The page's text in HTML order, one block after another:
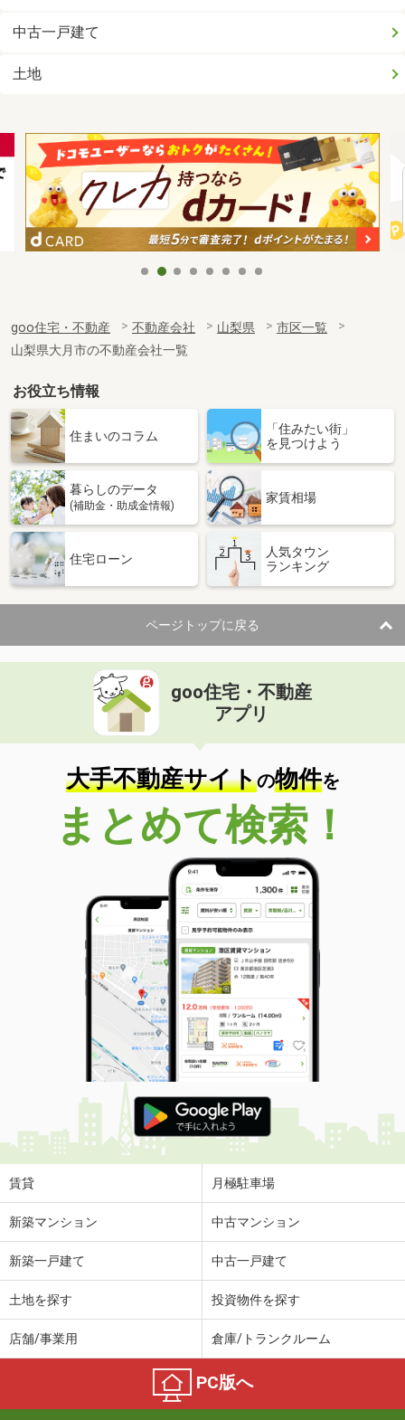
中古一戸建て
土地
goo住宅・不動産 不動産会社 山梨県
市区一覧
山梨県大月市の不動産会社一覧
お役立ち情報
住まいのコラム
「住みたい街」
を見つけよう
暮らしのデータ
(補助金・助成金情報)
家賃相場
住宅ローン
人気タウン
ランキング
ページトップに戻る
goo住宅・不動産
アプリ
大手不動産サイトの物件を
まとめて検索！
賃貸 月極駐車場
新築マンション 中古マンション
新築一戸建て 中古一戸建て
土地を探す 投資物件を探す
店舗/事業用 倉庫/トランクルーム
PC版へ